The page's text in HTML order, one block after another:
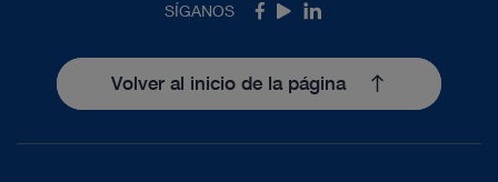
SÍGANOS Facebook
YoutubeLinkedIn
Volver al inicio de la página